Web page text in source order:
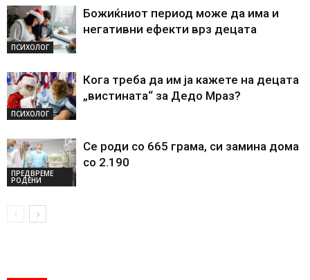
ПСИХОЛОГ
Божиќниот период може да има и
негативни ефекти врз децата
ПСИХОЛОГ
Кога треба да им ја кажете на децата
„вистината“ за Дедо Мраз?
ПРЕДВРЕМЕ
РОДЕНИ
Се роди со 665 грама, си замина дома
со 2.190